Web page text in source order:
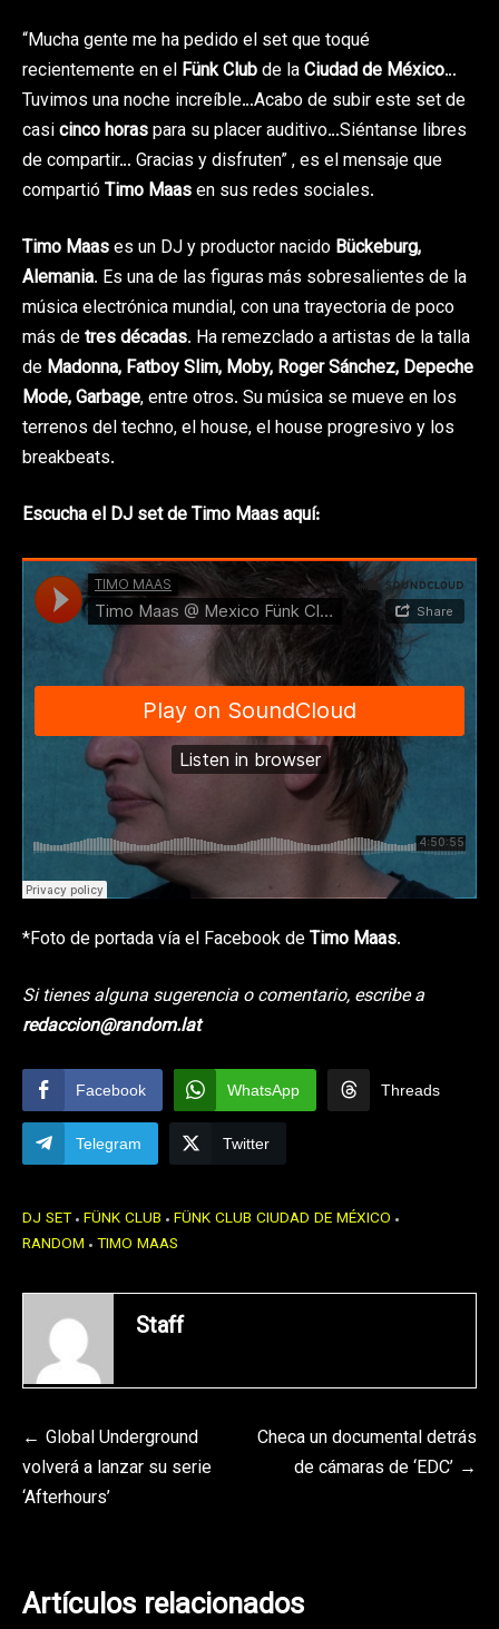
“Mucha gente me ha pedido el set que toqué
recientemente en el Fünk Clubde laCiudad de México…
Tuvimos una noche increíble…Acabo de subir este set de
casicinco horaspara su placer auditivo…Siéntanse libres
de compartir… Gracias y disfruten” , es el mensaje que
compartióTimo Maasen sus redes sociales.
Timo Maases un DJ y productor nacido Bückeburg,
Alemania. Es una de las figuras más sobresalientes de la
música electrónica mundial, con una trayectoria de poco
más detres décadas. Ha remezclado a artistas de la talla
de Madonna, Fatboy Slim, Moby, Roger Sánchez, Depeche
Mode, Garbage, entre otros. Su música se mueve en los
terrenos del techno, el house, el house progresivo y los
breakbeats.
Escucha el DJ set de Timo Maas aquí:
*Foto de portada vía el Facebook deTimo Maas.
Si tienes alguna sugerencia o comentario, escribe a
redaccion@random.lat
Facebook WhatsApp Threads
Telegram Twitter
DJ SET FÜNK CLUB FÜNK CLUB CIUDAD DE MÉXICO
RANDOM TIMO MAAS
Staff
Navegación
de
Global Underground
volverá a lanzar su serie
‘Afterhours’
Checa un documental detrás
de cámaras de ‘EDC’
Artículos relacionados